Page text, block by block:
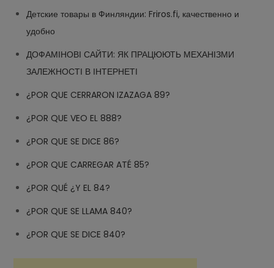
Детские товары в Финляндии: Friros.fi, качественно и
удобно
ДОФАМІНОВІ САЙТИ: ЯК ПРАЦЮЮТЬ МЕХАНІЗМИ
ЗАЛЕЖНОСТІ В ІНТЕРНЕТІ
¿POR QUE CERRARON IZAZAGA 89?
¿POR QUE VEO EL 888?
¿POR QUE SE DICE 86?
¿POR QUE CARREGAR ATÉ 85?
¿POR QUÉ ¿Y EL 84?
¿POR QUE SE LLAMA 840?
¿POR QUE SE DICE 840?